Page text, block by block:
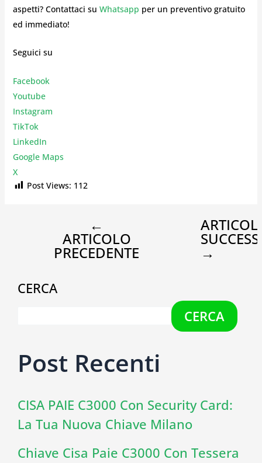
aspetti? Contattaci su Whatsapp per un preventivo gratuito
ed immediato!
Seguici su
Facebook
Youtube
Instagram
TikTok
LinkedIn
Google Maps
X
Post Views: 112
←
ARTICOLO
PRECEDENTE →
CERCA
CERCA
Post Recenti
CISA PAIE C3000 Con Security Card:
La Tua Nuova Chiave Milano
Chiave Cisa Paie C3000 Con Tessera